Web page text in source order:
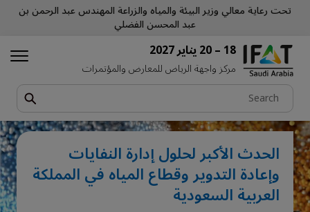
تحت رعاية معالي وزير البيئة والمياه والزراعة المهندس عبد الرحمن بن
عبد المحسن الفضلي
18 – 20 يناير 2027
مركز واجهة الرياض للمعارض والمؤتمرات
الحدث الأكبر لحلول إدارة النفايات
وإعادة التدوير وقطاع المياه في المملكة
العربية السعودية